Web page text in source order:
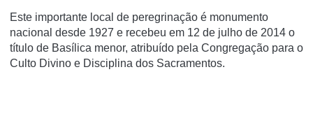
Este importante local de peregrinação é monumento
nacional desde 1927 e recebeu em 12 de julho de 2014 o
tí­tulo de Basí­lica menor, atribuí­do pela Congregação para o
Culto Divino e Disciplina dos Sacramentos.